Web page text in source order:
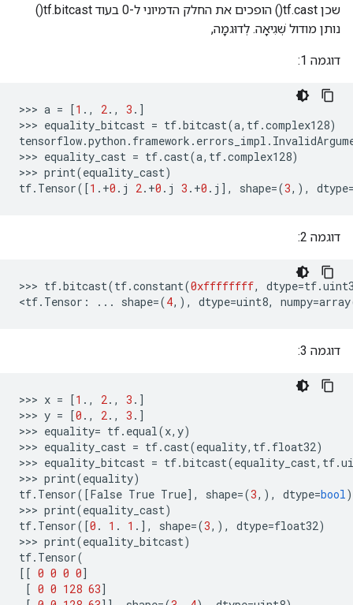
שכן tf.cast() הופכים את החלק הדמיוני ל-0 בעוד tf.bitcast()
נותן מודול שְׁגִיאָה. לְדוּגמָה,
דוגמה 1:
>>> a = [1 ., 2., 3 .]
>>> equality_bitcast = tf.bitcast(a, tf.complex128)
tensorflow.python . framework . errors_impl .
>>> equality_cast = tf.cast(a, tf.complex128)
>>> print(equality_cast)
tf. Tensor([1 . +0 . j 2. +0 . j 3 . +0 . j ], shape=(3,), dtype
דוגמה 2:
>>> tf.bitcast(tf.constant(0xffffffff, dtype=tf.
<tf. Tensor : ... shape=(4,), dtype=uint8, numpy=array
דוגמה 3:
>>> x = [1 ., 2., 3 .]
>>> y = [0 ., 2., 3 .]
>>> equality= tf. equal(x, y)
>>> equality_cast = tf.cast(equality, tf. float32)
>>> equality_bitcast = tf.bitcast(equality_cast, tf.
>>> print(equality)
tf. Tensor([False True True], shape=(3,), dtype=bool)
>>> print(equality_cast)
tf. Tensor([0 . 1 . 1 .], shape=(3,), dtype=float32)
>>> print(equality_bitcast)
tf. Tensor(
[[ 0 0 0 0]
[ 0 0 128 63]